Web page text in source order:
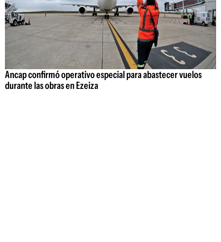
Ancap confirmó operativo especial para abastecer vuelos
durante las obras en Ezeiza